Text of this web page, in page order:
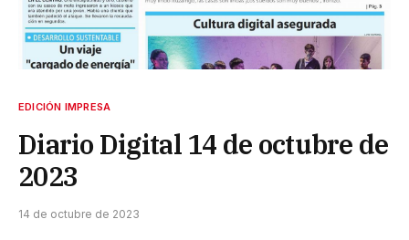
EDICIÓN IMPRESA
Diario Digital 14 de octubre de
2023
14 de octubre de 2023